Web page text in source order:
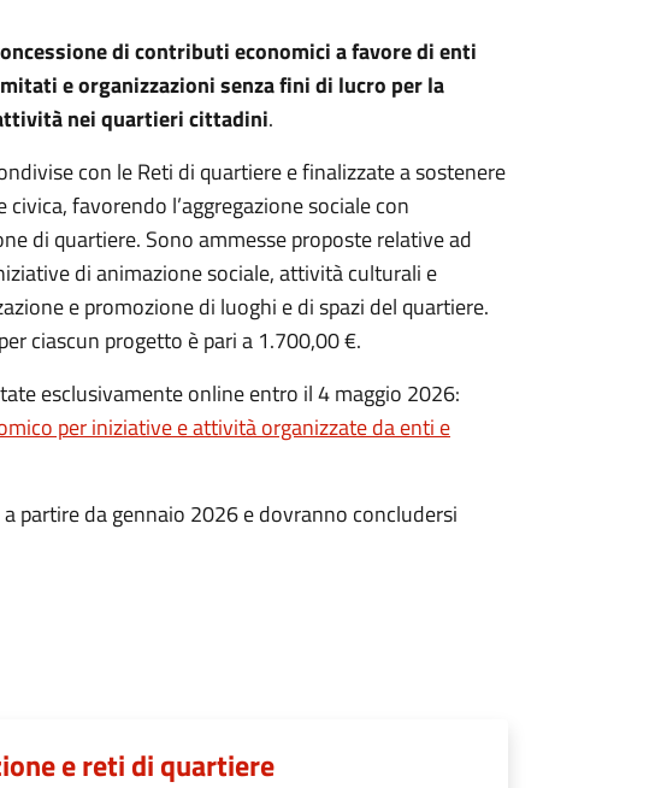
di contributi economici a favore di enti
e organizzazioni senza fini di lucro per la
nei quartieri cittadini.
con le Reti di quartiere e finalizzate a sostenere
favorendo l’aggregazione sociale con
di quartiere. Sono ammesse proposte relative ad
di animazione sociale, attività culturali e
e promozione di luoghi e di spazi del quartiere.
ciascun progetto è pari a 1.700,00 €.
esclusivamente online entro il 4 maggio 2026:
per iniziative e attività organizzate da enti e
partire da gennaio 2026 e dovranno concludersi
e reti di quartiere